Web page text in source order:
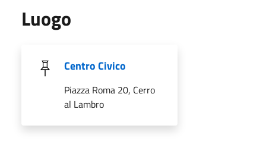
Luogo
Centro Civico
Piazza Roma 20, Cerro
al Lambro